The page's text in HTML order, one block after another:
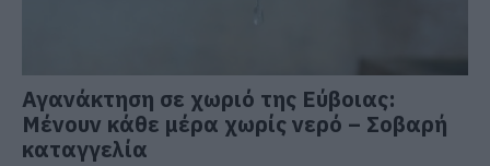
Αγανάκτηση σε χωριό της Εύβοιας:
Μένουν κάθε μέρα χωρίς νερό – Σοβαρή
καταγγελία